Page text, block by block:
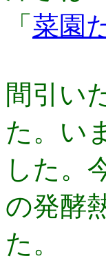
「 菜園
間引い
た。い
した。
の発酵
た。